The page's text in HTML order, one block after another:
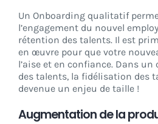
Un Onboarding qualitatif
l’engagement du nouvel
rétention des talents. Il est
en œuvre pour que votre
l’aise et en confiance. Dans un
des talents, la fidélisation des
devenue un enjeu de taille !
Augmentation de la